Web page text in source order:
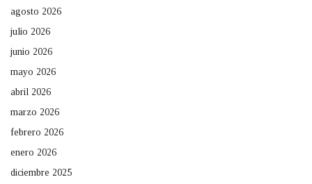
agosto 2026
julio 2026
junio 2026
mayo 2026
abril 2026
marzo 2026
febrero 2026
enero 2026
diciembre 2025